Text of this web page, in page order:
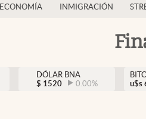
ECONOMÍA INMIGRACIÓN
DÓLAR BNA
$ 1520 0.00%
u$s